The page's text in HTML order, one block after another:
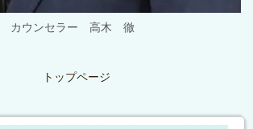
カウンセラー 高木 徹
トップページ